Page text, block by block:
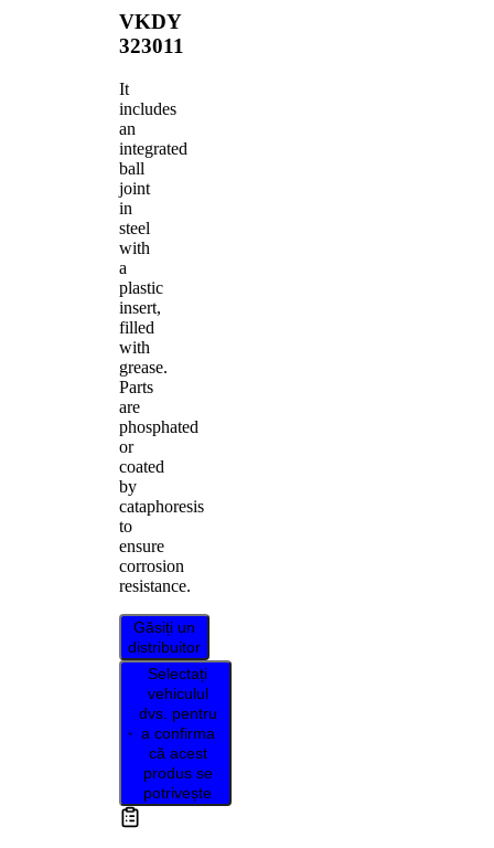
VKDY
323011
It
includes
an
integrated
ball
joint
in
steel
with
a
plastic
insert,
filled
with
grease.
Parts
are
phosphated
or
coated
by
cataphoresis
to
ensure
corrosion
resistance.
Găsiți un
distribuitor
Selectați
vehiculul
dvs. pentru
a confirma
că acest
produs se
potrivește